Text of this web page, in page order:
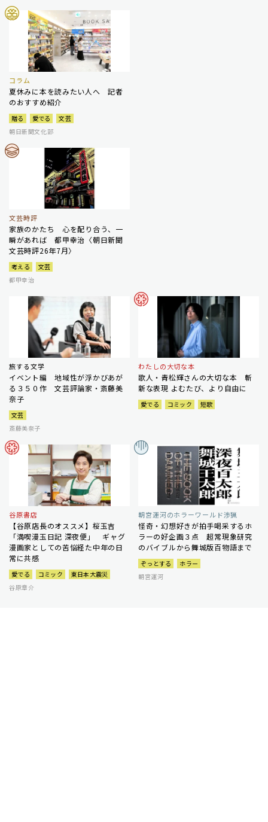
コラム
夏休みに本を読みたい人へ 記者
のおすすめ紹介
贈る 愛でる
文芸
朝日新聞文化部
文芸時評
家族のかたち 心を配り合う、一
瞬があれば 都甲幸治〈朝日新聞
文芸時評26年7月〉
考える
文芸
都甲幸治
旅する文学
イベント編 地域性が浮かびあが
る３５０作 文芸評論家・斎藤美
奈子
文芸
斎藤美奈子
わたしの大切な本
歌人・青松輝さんの大切な本 斬
新な表現 よむたび、より自由に
愛でる コミック 短歌
谷原書店
【谷原店長のオススメ】桜玉吉
「満喫漫玉日記 深夜便」 ギャグ
漫画家としての苦悩経た中年の日
常に共感
愛でる コミック
東日本大震災
谷原章介
朝宮運河のホラーワールド渉猟
怪奇・幻想好きが拍手喝采するホ
ラーの好企画３点 超常現象研究
のバイブルから舞城版百物語まで
ぞっとする
ホラー
朝宮運河